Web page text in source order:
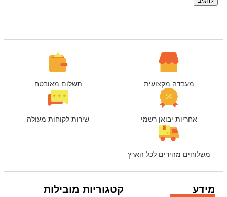
מעבדה מקצועית תשלום מאובטח
אחריות יבואן רשמי שירות לקוחות מעולה
משלוחים מהירים לכל הארץ
מידע קטגוריות מובילות